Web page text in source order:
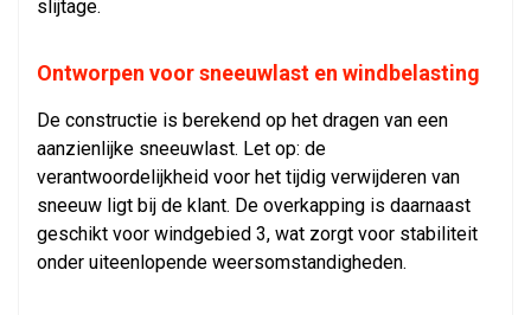
slijtage.
Ontworpen voor sneeuwlast en windbelasting
De constructie is berekend op het dragen van een
aanzienlijke sneeuwlast. Let op: de
verantwoordelijkheid voor het tijdig verwijderen van
sneeuw ligt bij de klant. De overkapping is daarnaast
geschikt voor windgebied 3, wat zorgt voor stabiliteit
onder uiteenlopende weersomstandigheden.